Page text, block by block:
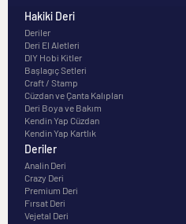
Hakiki Deri
Deriler
Deri El Aletleri
DIY Hobi Kitler
Başlagıç Setleri
Craft / Stamp
Cüzdan ve Çanta Kalıpları
Deri Boya ve Bakım
Kendin Yap Cüzdan
Kendin Yap Kartlık
Deriler
Analin Deri
Crazy Deri
Premium Deri
Fırsat Deri
Vejetal Deri